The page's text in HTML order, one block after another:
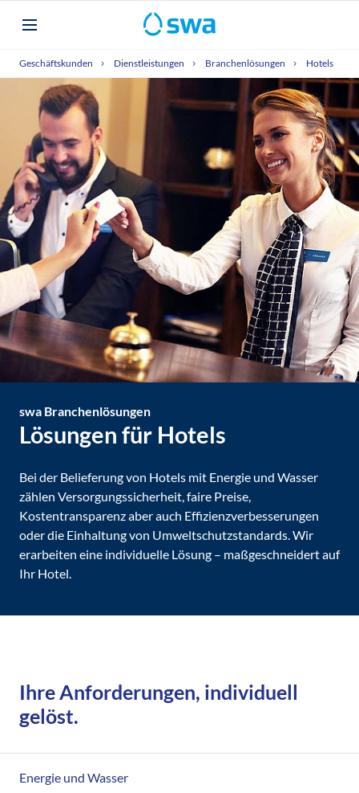
Geschäftskunden Dienstleistungen Branchenlösungen Hotels
swa Branchenlösungen
Lösungen für Hotels
Bei der Belieferung von Hotels mit Energie und Wasser
zählen Versorgungssicherheit, faire Preise,
Kostentransparenz aber auch Effizienzverbesserungen
oder die Einhaltung von Umweltschutzstandards. Wir
erarbeiten eine individuelle Lösung – maßgeschneidert auf
Ihr Hotel.
Ihre Anforderungen, individuell
gelöst.
Energie und Wasser